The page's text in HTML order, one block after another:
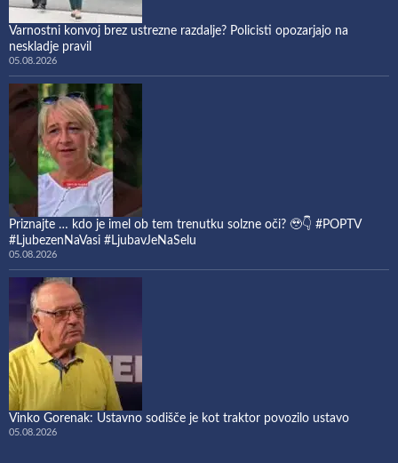
Varnostni konvoj brez ustrezne razdalje? Policisti opozarjajo na
neskladje pravil
05.08.2026
Priznajte … kdo je imel ob tem trenutku solzne oči? 🥹👇 #POPTV
#LjubezenNaVasi #LjubavJeNaSelu
05.08.2026
Vinko Gorenak: Ustavno sodišče je kot traktor povozilo ustavo
05.08.2026